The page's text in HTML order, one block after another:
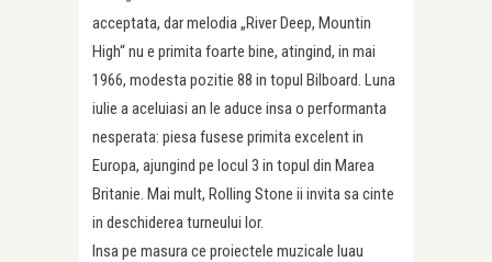
acceptata, dar melodia „River Deep, Mountin
High“ nu e primita foarte bine, atingind, in mai
1966, modesta pozitie 88 in topul Bilboard. Luna
iulie a aceluiasi an le aduce insa o performanta
nesperata: piesa fusese primita excelent in
Europa, ajungind pe locul 3 in topul din Marea
Britanie. Mai mult, Rolling Stone ii invita sa cinte
in deschiderea turneului lor.
Insa pe masura ce proiectele muzicale luau